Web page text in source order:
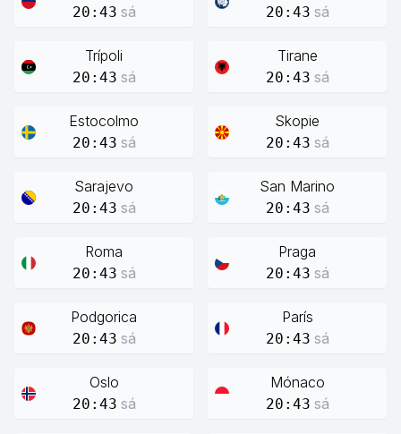
20:43 sá 20:43 sá
Trípoli
20:43 sá
Tirane
20:43 sá
Estocolmo
20:43 sá
Skopie
20:43 sá
Sarajevo
20:43 sá
San Marino
20:43 sá
Roma
20:43 sá
Praga
20:43 sá
Podgorica
20:43 sá
París
20:43 sá
Oslo
20:43 sá
Mónaco
20:43 sá